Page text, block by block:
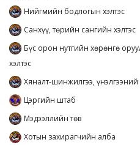
Нийгмийн бодлогын хэлтэс
Санхүү, төрийн сангийн хэлтэс
Бүс орон нутгийн хөрөнгө
хэлтэс
Хяналт-шинжилгээ, үнэлгээний
Цэргийн штаб
Мэдээллийн төв
Хотын захирагчийн алба